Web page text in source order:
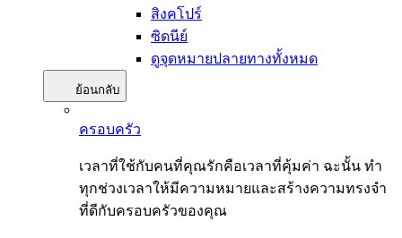
สิงคโปร์
ซิดนีย์
ดูจุดหมายปลายทางทั้งหมด
ย้อนกลับ
ครอบครัว
เวลาที่ใช้กับคนที่คุณรักคือเวลาที่คุ้มค่า ฉะนั้น ทำ
ทุกช่วงเวลาให้มีความหมายและสร้างความทรงจำ
ที่ดีกับครอบครัวของคุณ